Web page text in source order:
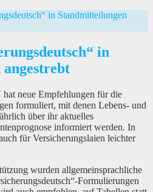
in Standmitteilungen
in
neue Empfehlungen für die
formuliert, mit denen Lebens- und
über ihr aktuelles
informiert werden. In
für Versicherungslaien leichter
wurden allgemeinsprachliche
Formulierungen